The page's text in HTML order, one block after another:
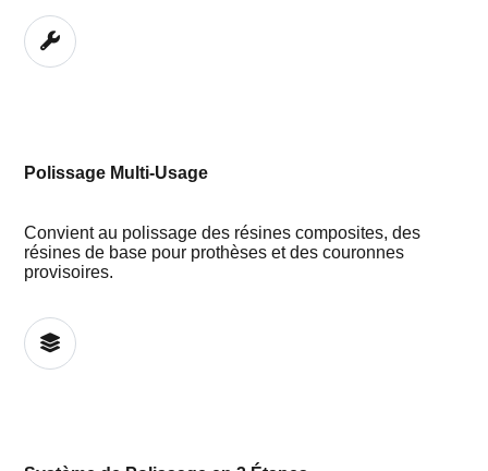
Polissage Multi-Usage
Convient au polissage des résines composites, des
résines de base pour prothèses et des couronnes
provisoires.